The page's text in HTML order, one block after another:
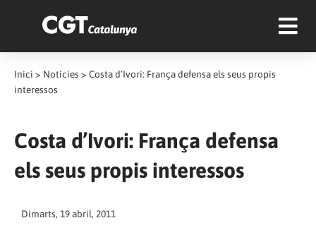
Inici > Notícies > Costa d’Ivori: França defensa els seus propis
interessos
Costa d’Ivori: França defensa
els seus propis interessos
Dimarts, 19 abril, 2011